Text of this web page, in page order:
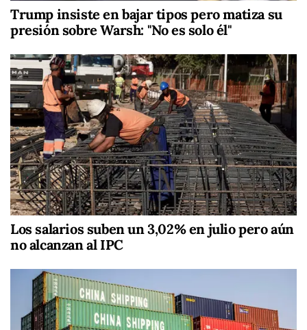
Trump insiste en bajar tipos pero matiza su
presión sobre Warsh: "No es solo él"
Los salarios suben un 3,02% en julio pero aún
no alcanzan al IPC